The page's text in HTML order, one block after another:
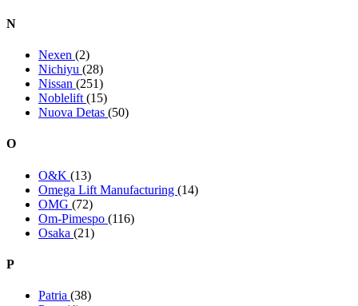
N
Nexen (2)
Nichiyu (28)
Nissan (251)
Noblelift (15)
Nuova Detas (50)
O
O&K (13)
Omega Lift Manufacturing (14)
OMG (72)
Om-Pimespo (116)
Osaka (21)
P
Patria (38)